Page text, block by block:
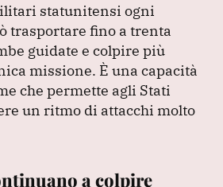
statunitensi ogni
trasportare fino a trenta
guidate e colpire più
missione. È una capacità
che permette agli Stati
un ritmo di attacchi molto
a colpire